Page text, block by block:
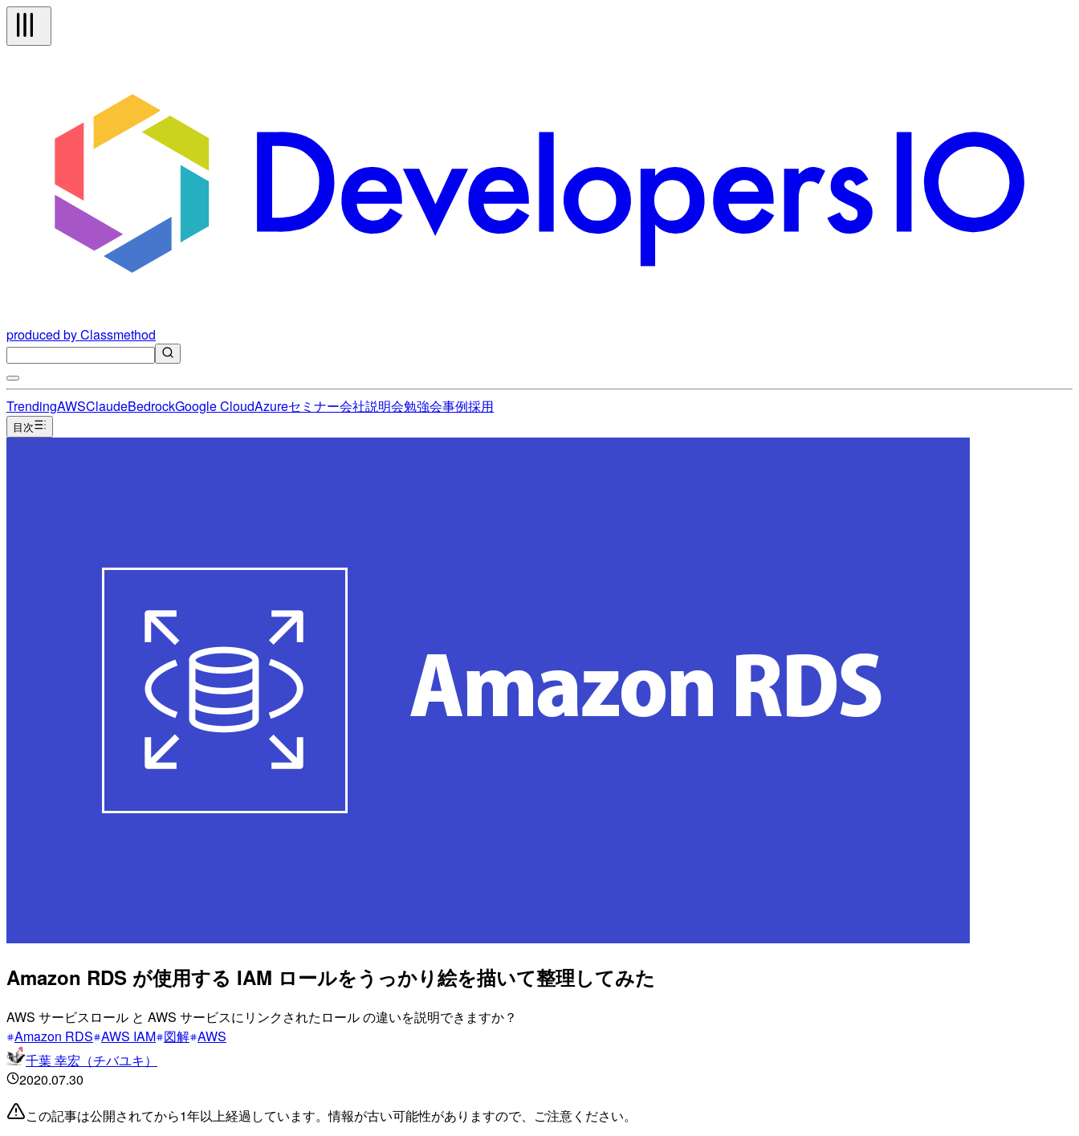
produced by Classmethod
TrendingAWSClaudeBedrockGoogle CloudAzureセミナー会社説明会勉強会事例採用
目次
Amazon RDS が使用する IAM ロールをうっかり絵を描いて整理してみた
AWS サービスロール と AWS サービスにリンクされたロール の違いを説明できますか？
Amazon RDS AWS IAM 図解 AWS
千葉 幸宏（チバユキ）
2020.07.30
この記事は公開されてから1年以上経過しています。情報が古い可能性がありますので、ご注意ください。